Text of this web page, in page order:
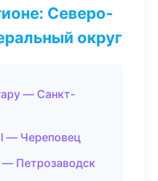
Северо-
округ
— Санкт-
— Череповец
— Петрозаводск